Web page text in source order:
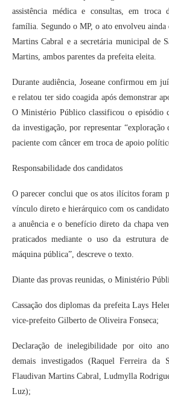
assistência médica e consultas, em
família. Segundo o MP, o ato envolveu
Martins Cabral e a secretária municipal de
Martins, ambos parentes da prefeita eleita.
Durante audiência, Joseane confirmou em
e relatou ter sido coagida após demonstrar
O Ministério Público classificou o episódio
da investigação, por representar
paciente com câncer em troca de apoio
Responsabilidade dos candidatos
O parecer conclui que os atos ilícitos foram
vínculo direto e hierárquico com os
a anuência e o benefício direto da chapa
praticados mediante o uso da estrutura
máquina pública”, descreve o texto.
Diante das provas reunidas, o Ministério
Cassação dos diplomas da prefeita Lays
vice-prefeito Gilberto de Oliveira Fonseca;
Declaração de inelegibilidade por oito
demais investigados (Raquel Ferreira da
Flaudivan Martins Cabral, Ludmylla
Luz);